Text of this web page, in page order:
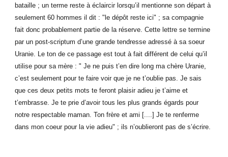
bataille ; un terme reste à éclaircir lorsqu’il mentionne son départ à
seulement 60 hommes il dit : "le dépôt reste ici" ; sa compagnie
fait donc probablement partie de la réserve. Cette lettre se termine
par un post-scriptum d’une grande tendresse adressé à sa soeur
Uranie. Le ton de ce passage est tout à fait différent de celui qu’il
utilise pour sa mère : " Je ne puis t’en dire long ma chère Uranie,
c’est seulement pour te faire voir que je ne t’oublie pas. Je sais
que ces deux petits mots te feront plaisir adieu je t’aime et
t’embrasse. Je te prie d’avoir tous les plus grands égards pour
notre respectable maman. Ton frère et ami [....] Je te renferme
dans mon coeur pour la vie adieu" ; ils n’oublieront pas de s’écrire.